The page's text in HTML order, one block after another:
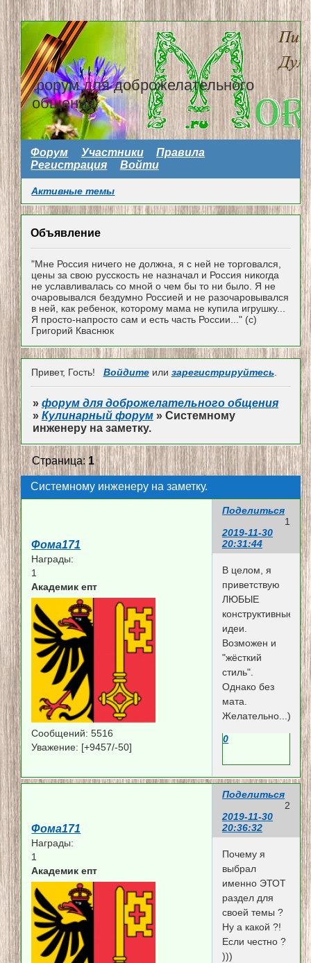
форум для доброжелательного
общения
Форум Участники
Правила
Регистрация
Войти
Активные темы
Объявление
"Мне Россия ничего не должна, я с ней не торговался,
цены за свою русскость не назначал и Россия никогда
не уславливалась со мной о чем бы то ни было. Я не
очаровывался бездумно Россией и не разочаровывался
в ней, как ребенок, которому мама не купила игрушку...
Я просто-напросто сам и есть часть России..." (с)
Григорий Кваснюк
Привет, Гость! Войдитеили зарегистрируйтесь.
» форум для доброжелательного общения
» Кулинарный форум » Системному
инженеру на заметку.
Системному инженеру на заметку.
Страница:1
Поделиться
1
2019-11-30
20:31:44
Фома171
Награды:
1
Академик епт
Сообщений: 5516
Уважение: [+9457/-50]
В целом, я
приветствую
ЛЮБЫЕ
конструктивные
идеи.
Возможен и
"жёсткий
стиль".
Однако без
мата.
Желательно...)))
0
Поделиться
2
2019-11-30
20:36:32
Фома171
Награды:
1
Академик епт
Почему я
выбрал
именно ЭТОТ
раздел для
своей темы ?
Ну а какой ?!
Если честно ?
)))